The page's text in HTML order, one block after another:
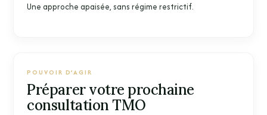
Une approche apaisée, sans régime restrictif.
POUVOIR D’AGIR
Préparer votre prochaine
consultation TMO